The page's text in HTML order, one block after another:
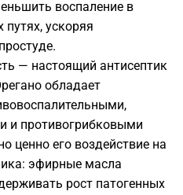
воспаление в
путях, ускоряя
— настоящий антисептик
обладает
и противогрибковыми
ценно его воздействие на
эфирные масла
рост патогенных